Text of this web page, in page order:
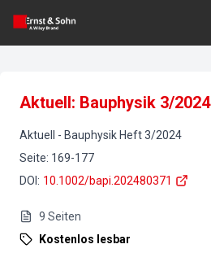
Aktuell: Bauphysik 3/2024
Aktuell - Bauphysik Heft3/2024
Seite: 169-177
DOI : 10.1002/bapi.202480371
9 Seiten
Kostenlos lesbar